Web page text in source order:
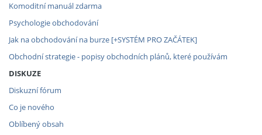
Komoditní manuál zdarma
Psychologie obchodování
Jak na obchodování na burze [+SYSTÉM PRO ZAČÁTEK]
Obchodní strategie - popisy obchodních plánů, které používám
DISKUZE
Diskuzní fórum
Co je nového
Oblíbený obsah